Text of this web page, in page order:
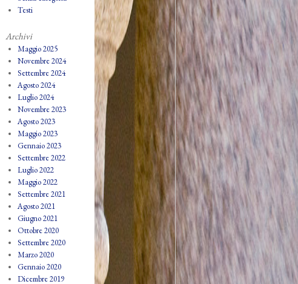
Testi
Archivi
Maggio 2025
Novembre 2024
Settembre 2024
Agosto 2024
Luglio 2024
Novembre 2023
Agosto 2023
Maggio 2023
Gennaio 2023
Settembre 2022
Luglio 2022
Maggio 2022
Settembre 2021
Agosto 2021
Giugno 2021
Ottobre 2020
Settembre 2020
Marzo 2020
Gennaio 2020
Dicembre 2019